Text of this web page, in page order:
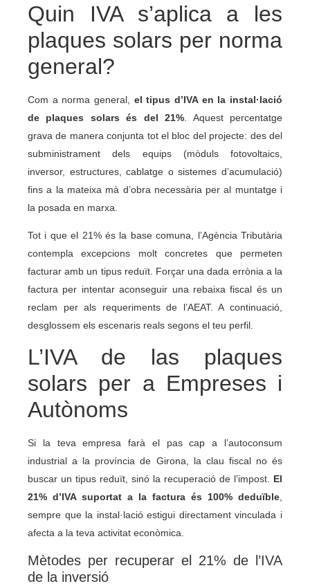
Quin IVA s’aplica a les
plaques solars per norma
general?
Com a norma general, el tipus d’IVA en la instal·lació
de plaques solars és del 21% . Aquest percentatge
grava de manera conjunta tot el bloc del projecte: des del
subministrament dels equips (mòduls fotovoltaics,
inversor, estructures, cablatge o sistemes d’acumulació)
fins a la mateixa mà d’obra necessària per al muntatge i
la posada en marxa.
Tot i que el 21% és la base comuna, l’Agència Tributària
contempla excepcions molt concretes que permeten
facturar amb un tipus reduït. Forçar una dada errònia a la
factura per intentar aconseguir una rebaixa fiscal és un
reclam per als requeriments de l’AEAT. A continuació,
desglossem els escenaris reals segons el teu perfil.
L’IVA de las plaques
solars per a Empreses i
Autònoms
Si la teva empresa farà el pas cap a l’autoconsum
industrial a la província de Girona, la clau fiscal no és
buscar un tipus reduït, sinó la recuperació de l’impost. El
21% d’IVA suportat a la factura és 100% deduïble,
sempre que la instal·lació estigui directament vinculada i
afecta a la teva activitat econòmica.
Mètodes per recuperar el 21% de l’IVA
de la inversió